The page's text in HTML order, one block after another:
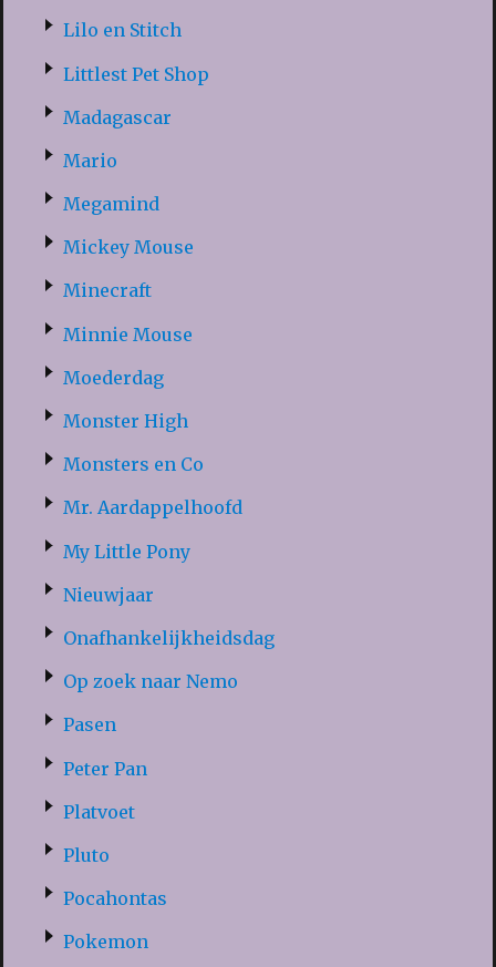
Lilo en Stitch
Littlest Pet Shop
Madagascar
Mario
Megamind
Mickey Mouse
Minecraft
Minnie Mouse
Moederdag
Monster High
Monsters en Co
Mr. Aardappelhoofd
My Little Pony
Nieuwjaar
Onafhankelijkheidsdag
Op zoek naar Nemo
Pasen
Peter Pan
Platvoet
Pluto
Pocahontas
Pokemon